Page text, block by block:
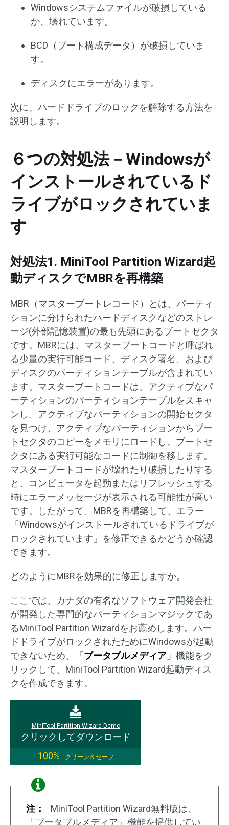
Windowsシステムファイルが破損している
か、壊れています。
BCD（ブート構成データ）が破損していま
す。
ディスクにエラーがあります。
次に、ハードドライブのロックを解除する方法を
説明します。
６つの対処法－Windowsが
インストールされているド
ライブがロックされていま
す
対処法1. MiniTool Partition Wizard起
動ディスクでMBRを再構築
MBR（マスターブートレコード）とは、パーティ
ションに分けられたハードディスクなどのストレ
ージ(外部記憶装置)の最も先頭にあるブートセクタ
です。MBRには、マスターブートコードと呼ばれ
る少量の実行可能コード、ディスク署名、および
ディスクのパーティションテーブルが含まれてい
ます。マスターブートコードは、アクティブなパ
ーティションのパーティションテーブルをスキャ
ンし、アクティブなパーティションの開始セクタ
を見つけ、アクティブなパーティションからブー
トセクタのコピーをメモリにロードし、ブートセ
クタにある実行可能なコードに制御を移します。
マスターブートコードが壊れたり破損したりする
と、コンピュータを起動またはリフレッシュする
時にエラーメッセージが表示される可能性が高い
です。したがって、MBRを再構築して、エラー
「Windowsがインストールされているドライブが
ロックされています」を修正できるかどうか確認
できます。
どのようにMBRを効果的に修正しますか。
ここでは、カナダの有名なソフトウェア開発会社
が開発した専門的なパーティションマジックであ
るMiniTool Partition Wizardをお薦めします。ハー
ドドライブがロックされたためにWindowsが起動
できないため、「 ブータブルメディア 」機能をク
リックして、MiniTool Partition Wizard起動ディス
クを作成できます。
MiniTool Partition Wizard Demo
クリックしてダウンロード
100%
クリーン＆セーフ
注：
MiniTool Partition Wizard無料版は、
「ブータブルメディア」機能を提供してい